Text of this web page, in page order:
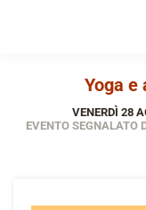
Yoga e
VENERDÌ 28
EVENTO SEGNALATO